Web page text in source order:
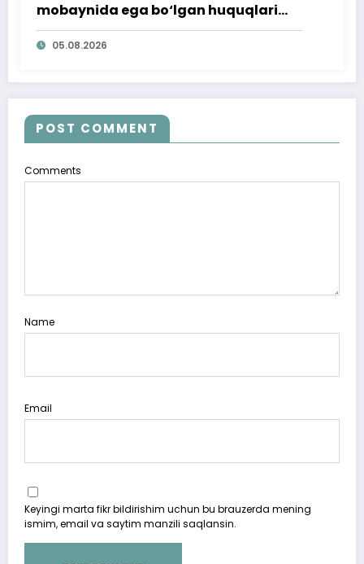
mobaynida ega bo‘lgan huquqlari
ta’minlab berildi
05.08.2026
POST COMMENT
Comments
Name
Email
Keyingi marta fikr bildirishim uchun bu brauzerda mening
ismim, email va saytim manzili saqlansin.